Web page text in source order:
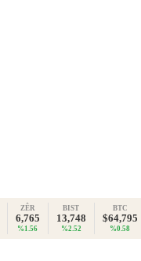
ZÊR
6,765
%1.56
BIST
13,748
%2.52
BTC
$64,795
%0.58